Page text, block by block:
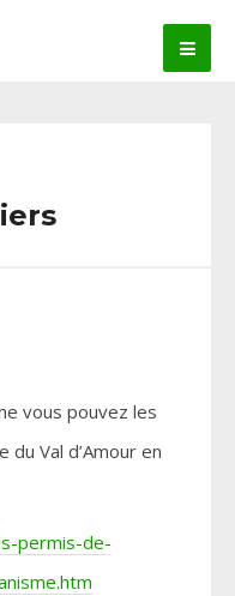
vous pouvez les
Val d’Amour en
permis-de-